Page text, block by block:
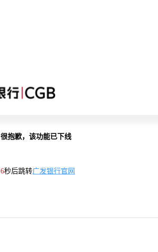
很抱歉，该功能已下线
6秒后跳转广发银行官网